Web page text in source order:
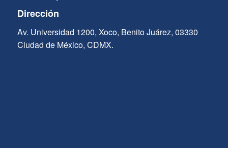
Dirección
Av. Universidad 1200, Xoco, Benito Juárez, 03330
Ciudad de México, CDMX.